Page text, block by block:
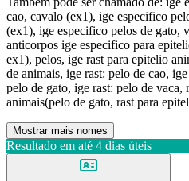
cao, cavalo (ex1), ige especifico
(ex1), ige especifico pelos de gato,
anticorpos ige especifico para
ex1), pelos, ige rast para epitelio
de animais, ige rast: pelo de cao,
pelo de gato, ige rast: pelo de vaca,
animais(pelo de gato, rast para
Mostrar mais nomes
Resultado em até 4 dias úteis